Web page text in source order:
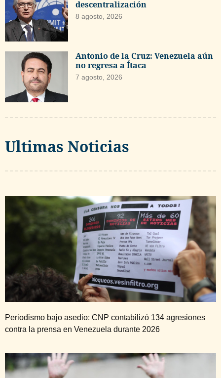
descentralización
8 agosto, 2026
Antonio de la Cruz: Venezuela aún
no regresa a Ítaca
7 agosto, 2026
Ultimas Noticias
Periodismo bajo asedio: CNP contabilizó 134 agresiones
contra la prensa en Venezuela durante 2026